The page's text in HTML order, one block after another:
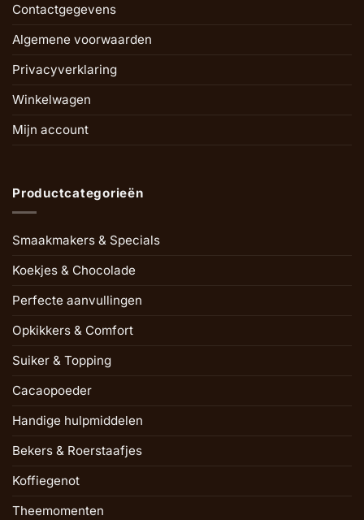
Contactgegevens
Algemene voorwaarden
Privacyverklaring
Winkelwagen
Mijn account
Productcategorieën
Smaakmakers & Specials
Koekjes & Chocolade
Perfecte aanvullingen
Opkikkers & Comfort
Suiker & Topping
Cacaopoeder
Handige hulpmiddelen
Bekers & Roerstaafjes
Koffiegenot
Theemomenten